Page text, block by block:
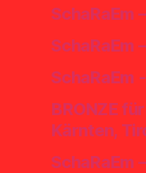
SchaRaEm
SchaRaEm
BRONZE
Kärnten,
SchaRaEm